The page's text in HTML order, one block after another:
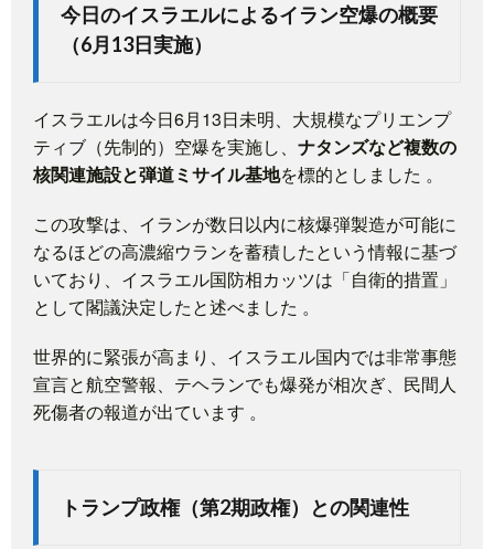
今日のイスラエルによるイラン空爆の概要
（6月13日実施）
イスラエルは今日6月13日未明、大規模なプリエンプ
ティブ（先制的）空爆を実施し、 ナタンズなど複数の
核関連施設と弾道ミサイル基地を標的としました 。
この攻撃は、イランが数日以内に核爆弾製造が可能に
なるほどの高濃縮ウランを蓄積したという情報に基づ
いており、イスラエル国防相カッツは「自衛的措置」
として閣議決定したと述べました 。
世界的に緊張が高まり、イスラエル国内では非常事態
宣言と航空警報、テヘランでも爆発が相次ぎ、民間人
死傷者の報道が出ています 。
トランプ政権（第2期政権）との関連性